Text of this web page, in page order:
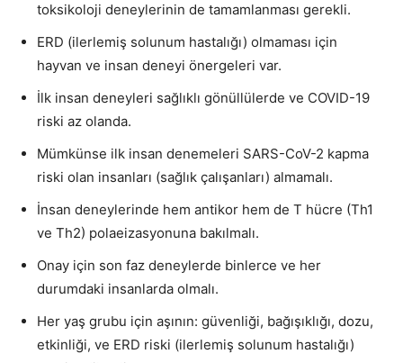
toksikoloji deneylerinin de tamamlanması gerekli.
ERD (ilerlemiş solunum hastalığı) olmaması için
hayvan ve insan deneyi önergeleri var.
İlk insan deneyleri sağlıklı gönüllülerde ve COVID-19
riski az olanda.
Mümkünse ilk insan denemeleri SARS-CoV-2 kapma
riski olan insanları (sağlık çalışanları) almamalı.
İnsan deneylerinde hem antikor hem de T hücre (Th1
ve Th2) polaeizasyonuna bakılmalı.
Onay için son faz deneylerde binlerce ve her
durumdaki insanlarda olmalı.
Her yaş grubu için aşının: güvenliği, bağışıklığı, dozu,
etkinliği, ve ERD riski (ilerlemiş solunum hastalığı)